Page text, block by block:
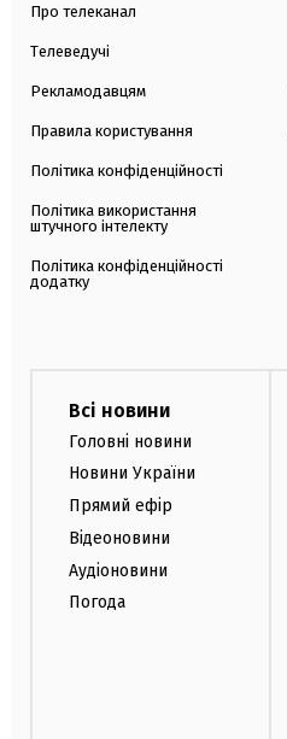
Про телеканал
Телеведучі
Рекламодавцям
Правила користування
Політика конфіденційності
Політика використання
штучного інтелекту
Політика конфіденційності
додатку
Всі новини
Головні новини
Новини України
Прямий ефір
Відеоновини
Аудіоновини
Погода